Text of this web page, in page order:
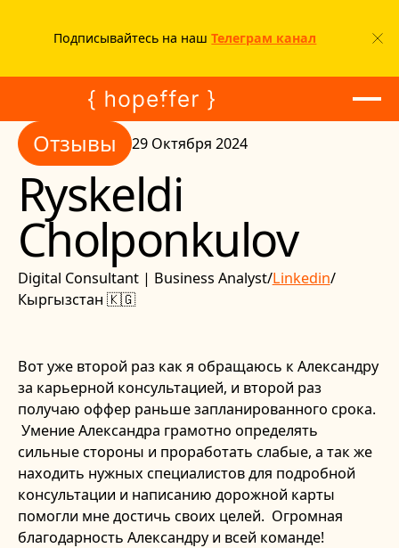
Подписывайтесь на нашТелеграм канал
Отзывы
Отзывы 29 Октября 2024
Ryskeldi
Cholponkulov
Digital Consultant | Business Analyst/Linkedin/
Кыргызстан 🇰🇬
Вот уже второй раз как я обращаюсь к Александру
за карьерной консультацией, и второй раз
получаю оффер раньше запланированного срока.
Умение Александра грамотно определять
сильные стороны и проработать слабые, а так же
находить нужных специалистов для подробной
консультации и написанию дорожной карты
помогли мне достичь своих целей. Огромная
благодарность Александру и всей команде!